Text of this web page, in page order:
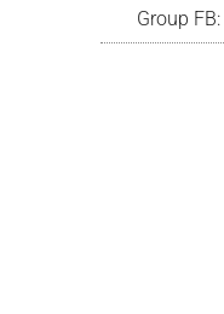
Group FB: